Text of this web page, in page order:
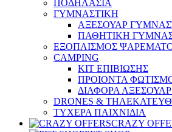
ΠΟΔΗΛΑΣΙΑ
ΓΥΜΝΑΣΤΙΚΗ
ΑΞΕΣΟΥΑΡ
ΠΑΘΗΤΙΚΗ
ΕΞΟΠΛΙΣΜΟΣ
CAMPING
ΚΙΤ ΕΠΙΒΙΩΣΗΣ
ΠΡΟΙΟΝΤΑ
ΔΙΑΦΟΡΑ ΑΞΕΣΟΥΑΡ
DRONES &
ΤΥΧΕΡΑ ΠΑΙΧΝΙΔΙΑ
CRAZY